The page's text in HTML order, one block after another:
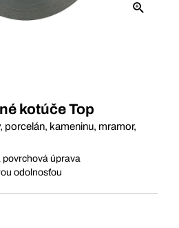
kotúče Top
porcelán, kameninu, mramor,
povrchová úprava
odolnosťou